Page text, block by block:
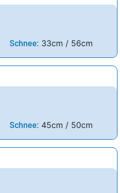
Schnee: 33cm / 56cm
Schnee: 45cm / 50cm